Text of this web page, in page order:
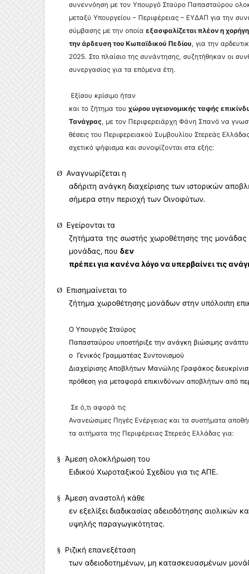
συνεννόηση με τον Υπουργό Σταύρο Παπασταύρου
μεταξύ Υπουργείου – Περιφέρειας – ΕΥΔΑΠ για την
σύμβασης με την οποία εξασφαλίζεται πλέον η
την άρδευση του Κωπαϊδικού Πεδίου, για την
2025. Στο πλαίσιο της συνάντησης, συζητήθηκαν οι
συνεργασίας για τα επόμενα έτη.
Εξίσου κρίσιμο ήταν
και το ζήτημα του χώρου υγειονομικής ταφής
Τανάγρας, με τον Περιφερειάρχη Φάνη Σπανό να
θέσεις του Περιφερειακού Συμβουλίου Στερεάς
σχετικό ψήφισμα και συνοψίζονται στα εξής:
Ø Αναγνωρίζεται η
αδήριτη ανάγκη διαχείρισης των ιστορικών
σήμερα στην περιοχή των Οινοφύτων.
Ø Εγείρονται τα
ζητήματα της σωστής χωροθέτησης της μονάδας
μονάδας, που δεν
πρέπει για κανένα λόγο να υπερβαίνει τις
Ø Επισημαίνεται το
ζήτημα χωροθέτησης μονάδων στην υπόλοιπη
Ο Υπουργός Σταύρος
Παπασταύρου υποστήριξε την ανάγκη βιώσιμης
ο Γενικός Γραμματέας Συντονισμού
Διαχείρισης Αποβλήτων Μανώλης Γραφάκος
πρόθεση για μεταφορά επικινδύνων αποβλήτων από
Σε ό,τι αφορά τις
Ανανεώσιμες Πηγές Ενέργειας και τα συστήματα
τα αιτήματα της Περιφέρειας Στερεάς Ελλάδας για:
§ Άμεση ολοκλήρωση του
Ειδικού Χωροταξικού Σχεδίου για τις ΑΠΕ.
§ Άμεση αναστολή κάθε
εν εξελίξει διαδικασίας αδειοδότησης
υψηλής παραγωγικότητας.
§
Ριζική επανεξέταση
των αδειοδοτημένων, μη κατασκευασμένων